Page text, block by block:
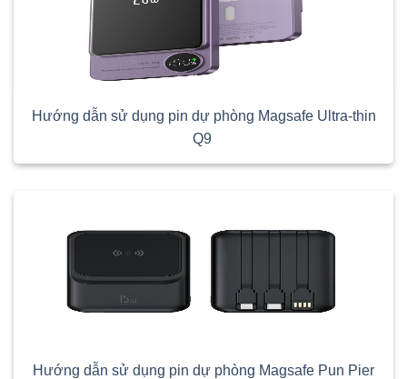
Hướng dẫn sử dụng pin dự phòng Magsafe Ultra-thin
Q9
Hướng dẫn sử dụng pin dự phòng Magsafe Pun Pier